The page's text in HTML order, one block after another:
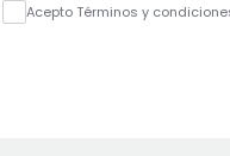
Acepto Términos y